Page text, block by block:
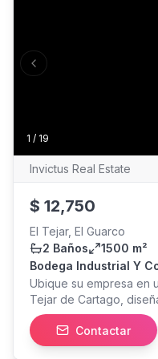
1 / 19
Previous slide
Invictus Real Estate
$ 12,750
El Tejar, El Guarco
2 Baños
1500 m²
Bodega Industrial Y
1500m2 Nueva
Ubique su empresa en
Tejar de Cartago,
proyectar una imagen
sacrificar funcionalidad.
nueva que combina
Contactar